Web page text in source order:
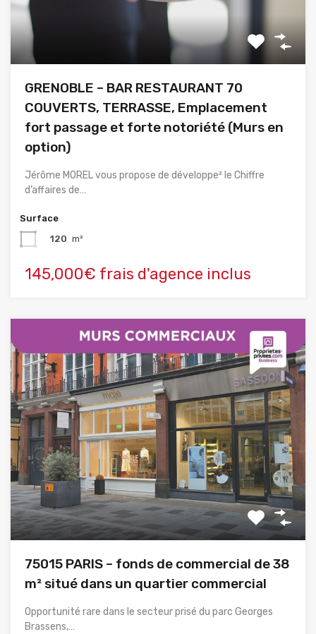
GRENOBLE – BAR RESTAURANT 70
COUVERTS, TERRASSE, Emplacement
fort passage et forte notoriété (Murs en
option)
Jérôme MOREL vous propose de développe² le Chiffre
d’affaires de…
Surface
120 m²
145,000€ frais d'agence inclus
75015 PARIS – fonds de commercial de 38
m² situé dans un quartier commercial
Opportunité rare dans le secteur prisé du parc Georges
Brassens,…